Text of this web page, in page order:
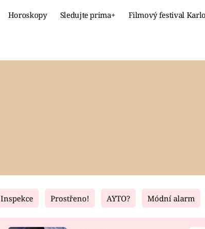
Horoskopy Sledujte prima+ Filmový festival
Fresh Living
Inspekce Prostřeno! AYTO? Módní alarm